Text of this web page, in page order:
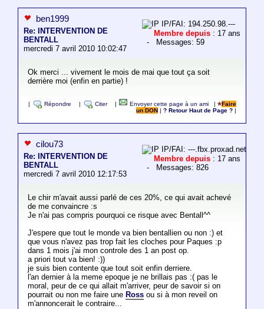
ben1999
Re: INTERVENTION DE
BENTALL
mercredi 7 avril 2010 10:02:47
IP/FAI: 194.250.98.---
Membre depuis : 17 ans
- Messages: 59
Ok merci ... vivement le mois de mai que tout ça soit
derrière moi (enfin en partie) !
Répondre Citer Envoyer cette page à un ami |
Faire
un DON
|? Retour Haut de Page ?
cilou73
Re: INTERVENTION DE
BENTALL
mercredi 7 avril 2010 12:17:53
IP/FAI: ---.fbx.proxad.net
Membre depuis : 17 ans
- Messages: 826
Le chir m'avait aussi parlé de ces 20%, ce qui avait achevé
de me convaincre :s
Je n'ai pas compris pourquoi ce risque avec Bentall^^
J'espere que tout le monde va bien bentallien ou non :) et
que vous n'avez pas trop fait les cloches pour Paques :p
dans 1 mois j'ai mon controle des 1 an post op.
a priori tout va bien! :))
je suis bien contente que tout soit enfin derriere.
l'an dernier à la meme epoque je ne brillais pas :( pas le
moral, peur de ce qui allait m'arriver, peur de savoir si on
pourrait ou non me faire une Rossou si à mon reveil on
m'annoncerait le contraire...